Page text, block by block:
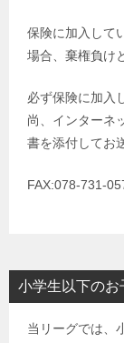
保険に加入して
場合、棄権負け
必ず保険に加入
尚、インターネ
書を添付してお
FAX:078-731-
小学生以下のお
当リーグでは、